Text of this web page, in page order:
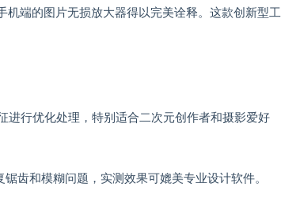
机端的图片无损放大器得以完美诠释。这款创新型工
进行优化处理，特别适合二次元创作者和摄影爱好
齿和模糊问题，实测效果可媲美专业设计软件。